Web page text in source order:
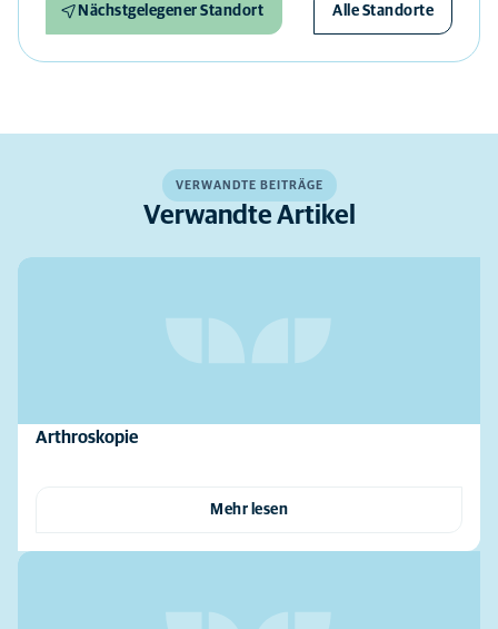
Nächstgelegener Standort Alle Standorte
VERWANDTE BEITRÄGE
Verwandte Artikel
Arthroskopie
Mehr lesen